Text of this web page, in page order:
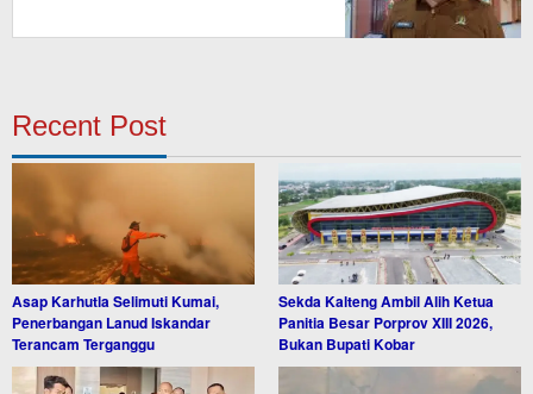
Recent Post
Asap Karhutla Selimuti Kumai,
Penerbangan Lanud Iskandar
Terancam Terganggu
Sekda Kalteng Ambil Alih Ketua
Panitia Besar Porprov XIII 2026,
Bukan Bupati Kobar